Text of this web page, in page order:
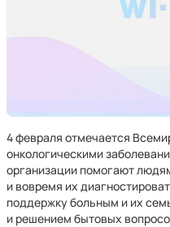
4 февраля отмечается
онкологическими
организации помогают
и вовремя их
поддержку больным и их
и решением бытовых